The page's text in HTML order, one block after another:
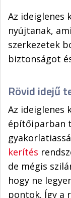
Az ideiglenes
nyújtanak,
szerkezetek
biztonságot
Rövid idejű
Az ideiglenes
építőiparban
kerítés
de mégis
hogy ne
pontok. Így a